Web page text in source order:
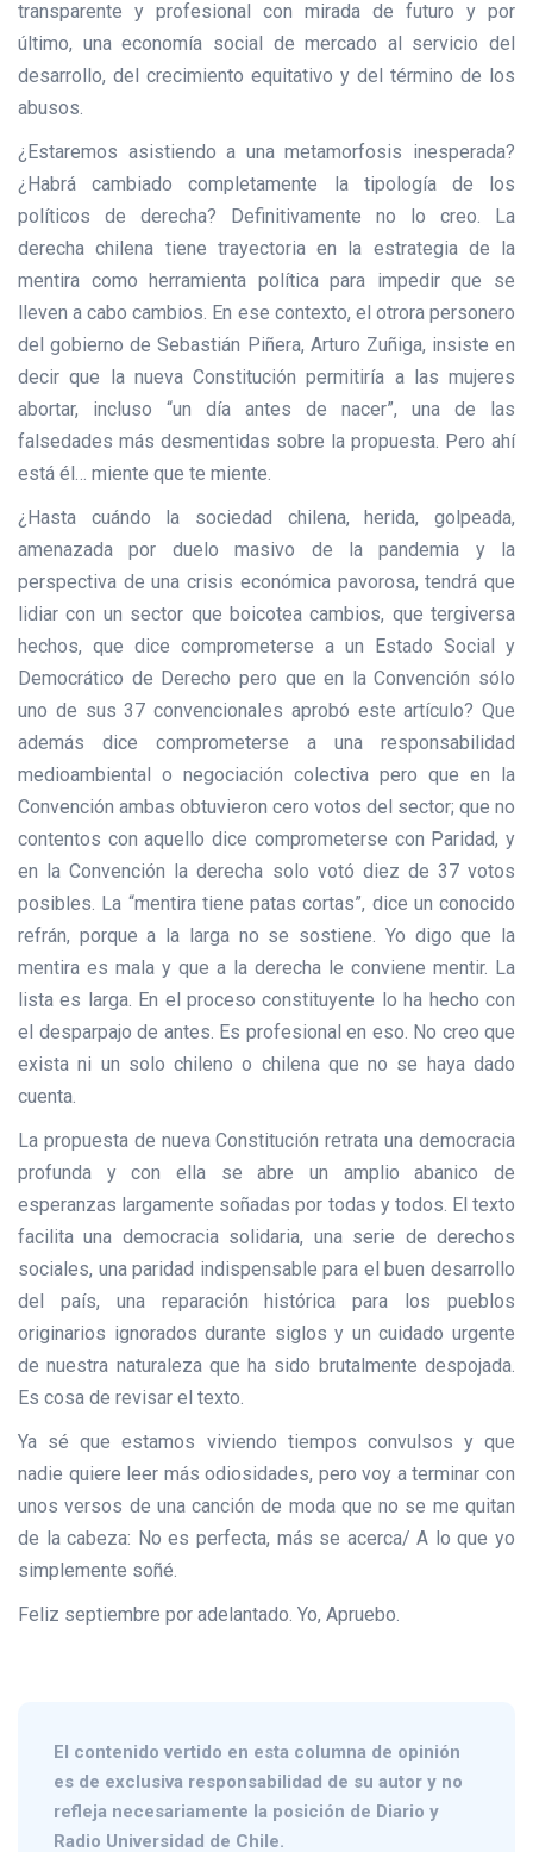
transparente y profesional con mirada de futuro y por
último, una economía social de mercado al servicio del
desarrollo, del crecimiento equitativo y del término de los
abusos.
¿Estaremos asistiendo a una metamorfosis inesperada?
¿Habrá cambiado completamente la tipología de los
políticos de derecha? Definitivamente no lo creo. La
derecha chilena tiene trayectoria en la estrategia de la
mentira como herramienta política para impedir que se
lleven a cabo cambios. En ese contexto, el otrora personero
del gobierno de Sebastián Piñera, Arturo Zuñiga, insiste en
decir que la nueva Constitución permitiría a las mujeres
abortar, incluso “un día antes de nacer”, una de las
falsedades más desmentidas sobre la propuesta. Pero ahí
está él… miente que te miente.
¿Hasta cuándo la sociedad chilena, herida, golpeada,
amenazada por duelo masivo de la pandemia y la
perspectiva de una crisis económica pavorosa, tendrá que
lidiar con un sector que boicotea cambios, que tergiversa
hechos, que dice comprometerse a un Estado Social y
Democrático de Derecho pero que en la Convención sólo
uno de sus 37 convencionales aprobó este artículo? Que
además dice comprometerse a una responsabilidad
medioambiental o negociación colectiva pero que en la
Convención ambas obtuvieron cero votos del sector; que no
contentos con aquello dice comprometerse con Paridad, y
en la Convención la derecha solo votó diez de 37 votos
posibles. La “mentira tiene patas cortas”, dice un conocido
refrán, porque a la larga no se sostiene. Yo digo que la
mentira es mala y que a la derecha le conviene mentir. La
lista es larga. En el proceso constituyente lo ha hecho con
el desparpajo de antes. Es profesional en eso. No creo que
exista ni un solo chileno o chilena que no se haya dado
cuenta.
La propuesta de nueva Constitución retrata una democracia
profunda y con ella se abre un amplio abanico de
esperanzas largamente soñadas por todas y todos. El texto
facilita una democracia solidaria, una serie de derechos
sociales, una paridad indispensable para el buen desarrollo
del país, una reparación histórica para los pueblos
originarios ignorados durante siglos y un cuidado urgente
de nuestra naturaleza que ha sido brutalmente despojada.
Es cosa de revisar el texto.
Ya sé que estamos viviendo tiempos convulsos y que
nadie quiere leer más odiosidades, pero voy a terminar con
unos versos de una canción de moda que no se me quitan
de la cabeza: No es perfecta, más se acerca/ A lo que yo
simplemente soñé.
Feliz septiembre por adelantado. Yo, Apruebo.
El contenido vertido en esta columna de opinión
es de exclusiva responsabilidad de su autor y no
refleja necesariamente la posición de Diario y
Radio Universidad de Chile.